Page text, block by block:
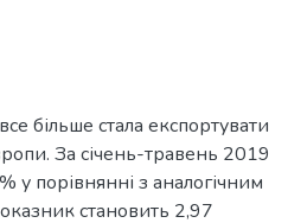
більше стала експортувати
За січень-травень 2019
у порівнянні з аналогічним
становить 2,97